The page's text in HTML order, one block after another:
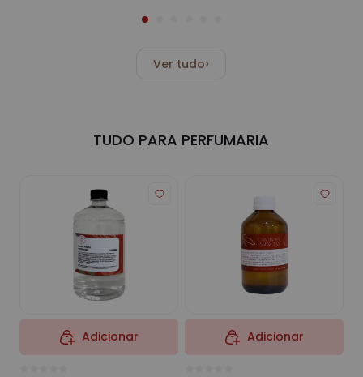
Ver tudo›
TUDO PARA PERFUMARIA
Adicionar Adicionar